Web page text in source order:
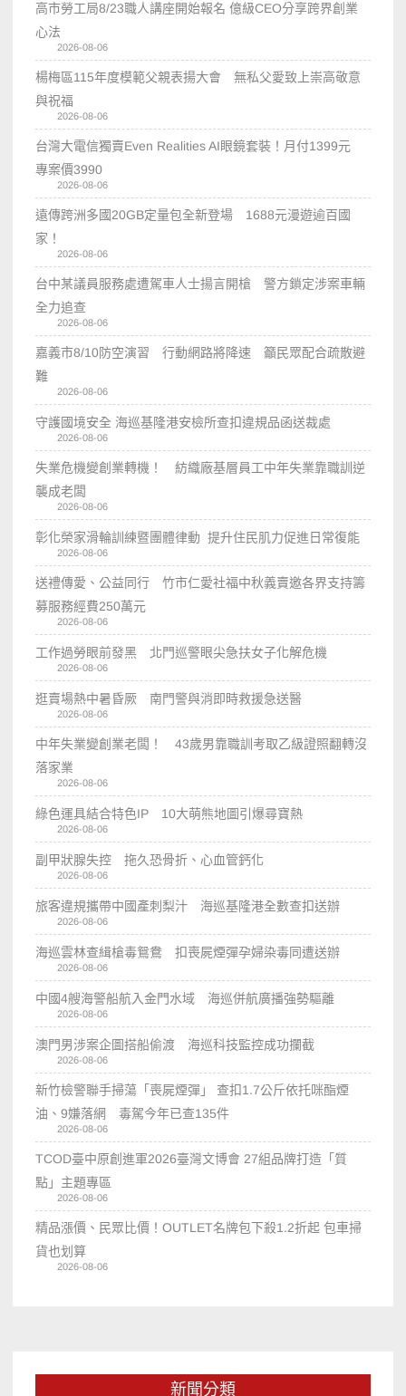
高市勞工局8/23職人講座開始報名 億級CEO分享跨界創業
心法
2026-08-06
楊梅區115年度模範父親表揚大會 無私父愛致上崇高敬意
與祝福
2026-08-06
台灣大電信獨賣Even Realities AI眼鏡套裝！月付1399元
專案價3990
2026-08-06
遠傳跨洲多國20GB定量包全新登場 1688元漫遊逾百國
家！
2026-08-06
台中某議員服務處遭駕車人士揚言開槍 警方鎖定涉案車輛
全力追查
2026-08-06
嘉義市8/10防空演習 行動網路將降速 籲民眾配合疏散避
難
2026-08-06
守護國境安全 海巡基隆港安檢所查扣違規品函送裁處
2026-08-06
失業危機變創業轉機！ 紡織廠基層員工中年失業靠職訓逆
襲成老闆
2026-08-06
彰化榮家滑輪訓練暨團體律動 提升住民肌力促進日常復能
2026-08-06
送禮傳愛、公益同行 竹市仁愛社福中秋義賣邀各界支持籌
募服務經費250萬元
2026-08-06
工作過勞眼前發黑 北門巡警眼尖急扶女子化解危機
2026-08-06
逛賣場熱中暑昏厥 南門警與消即時救援急送醫
2026-08-06
中年失業變創業老闆！ 43歲男靠職訓考取乙級證照翻轉沒
落家業
2026-08-06
綠色運具結合特色IP 10大萌熊地圖引爆尋寶熱
2026-08-06
副甲狀腺失控 拖久恐骨折、心血管鈣化
2026-08-06
旅客違規攜帶中國產刺梨汁 海巡基隆港全數查扣送辦
2026-08-06
海巡雲林查緝槍毒鴛鴦 扣喪屍煙彈孕婦染毒同遭送辦
2026-08-06
中國4艘海警船航入金門水域 海巡併航廣播強勢驅離
2026-08-06
澳門男涉案企圖搭船偷渡 海巡科技監控成功攔截
2026-08-06
新竹檢警聯手掃蕩「喪屍煙彈」 查扣1.7公斤依托咪酯煙
油、9嫌落網 毒駕今年已查135件
2026-08-06
TCOD臺中原創進軍2026臺灣文博會 27組品牌打造「質
點」主題專區
2026-08-06
精品漲價、民眾比價！OUTLET名牌包下殺1.2折起 包車掃
貨也划算
2026-08-06
新聞分類